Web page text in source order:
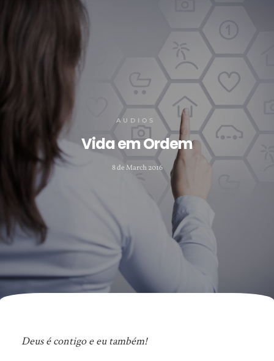
AUDIOS
Vida em Ordem
8 de March 2016
Deus é contigo e eu também!